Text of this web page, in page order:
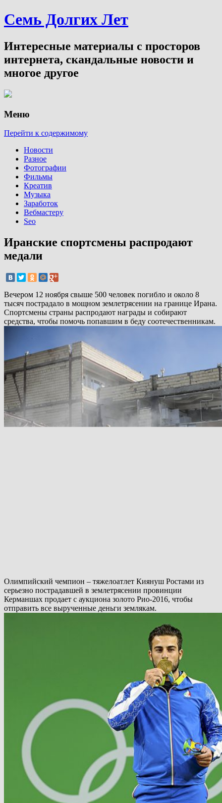
Семь Долгих Лет
Интересные материалы с просторов
интернета, скандальные новости и
многое другое
Меню
Перейти к содержимому
Новости
Разное
Фотографии
Фильмы
Креатив
Музыка
Заработок
Вебмастеру
Seo
Иранские спортсмены распродают
медали
Вечером 12 ноября свыше 500 человек погибло и около 8
тысяч пострадало в мощном землетрясении на границе Ирана.
Спортсмены страны распродают награды и собирают
средства, чтобы помочь попавшим в беду соотечественникам.
Олимпийский чемпион – тяжелоатлет Киянуш Ростами из
серьезно пострадавшей в землетрясении провинции
Керманшах продает с аукциона золото Рио-2016, чтобы
отправить все вырученные деньги землякам.